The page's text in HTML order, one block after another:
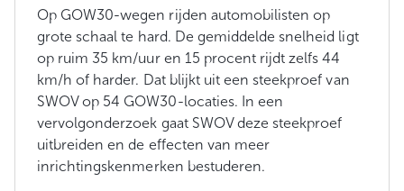
Op GOW30-wegen rijden automobilisten op
grote schaal te hard. De gemiddelde snelheid ligt
op ruim 35 km/uur en 15 procent rijdt zelfs 44
km/h of harder. Dat blijkt uit een steekproef van
SWOV op 54 GOW30-locaties. In een
vervolgonderzoek gaat SWOV deze steekproef
uitbreiden en de effecten van meer
inrichtingskenmerken bestuderen.